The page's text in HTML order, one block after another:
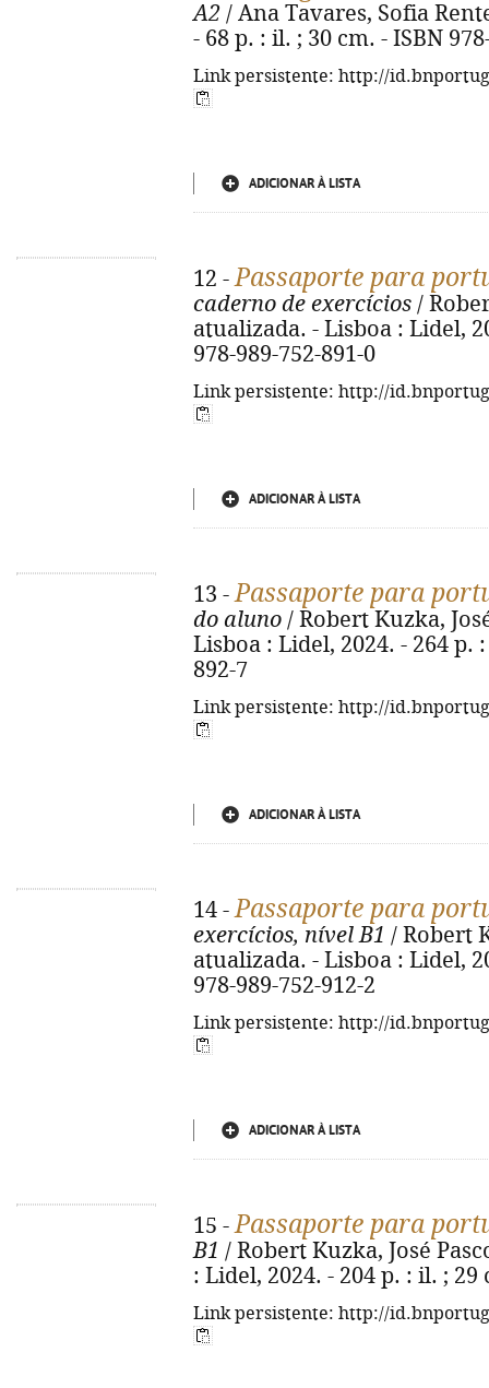
A2 / Ana Tavares, Sofia
- 68 p. : il. ; 30 cm. - ISBN
Link persistente: http://
ADICIONAR À LISTA
12 -Passaporte para
caderno de exercícios /
atualizada. - Lisboa : Lidel,
978-989-752-891-0
Link persistente: http://
ADICIONAR À LISTA
13 -Passaporte para
do aluno / Robert Kuzka,
Lisboa : Lidel, 2024. - 264 p.
892-7
Link persistente: http://
ADICIONAR À LISTA
14 -Passaporte para
exercícios, nível B1 / Robert
atualizada. - Lisboa : Lidel,
978-989-752-912-2
Link persistente: http://
ADICIONAR À LISTA
15 -Passaporte para
B1 / Robert Kuzka, José
: Lidel, 2024. - 204 p. : il. ; 29
Link persistente: http://